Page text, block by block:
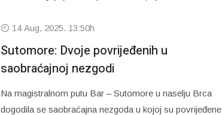
14 Aug, 2025. 13:50h
Sutomore: Dvoje povrijeđenih u
saobraćajnoj nezgodi
Na magistralnom putu Bar – Sutomore u naselju Brca
dogodila se saobraćajna nezgoda u kojoj su povrijeđene